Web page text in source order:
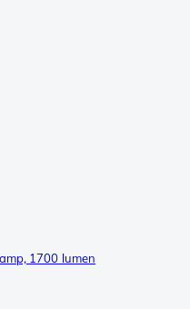
1700 lumen